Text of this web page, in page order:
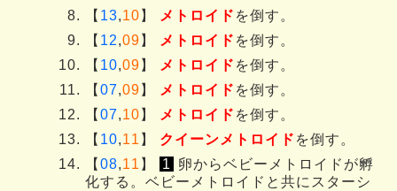
【 13,10 】 メトロイド を倒す。
【 12,09 】 メトロイド を倒す。
【 10,09 】 メトロイド を倒す。
【 07,09 】 メトロイド を倒す。
【 07,10 】 メトロイド を倒す。
【 10,11 】 クイーンメトロイド を倒す。
【 08,11 】 1
卵からベビーメトロイドが孵
化する。ベビーメトロイドと共にスターシ